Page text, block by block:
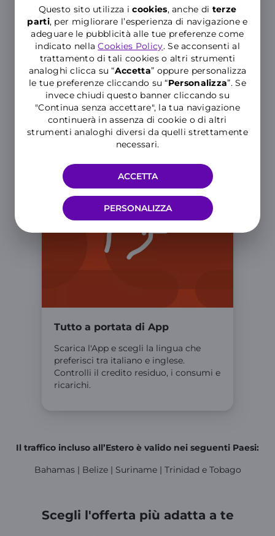
Questo sito utilizza icookies, anche di terze
parti, per migliorare l’esperienza di navigazione e
adeguare le pubblicità alle tue preferenze come
indicato nellaCookies Policy. Se acconsenti al
trattamento di tali cookies o altri strumenti
analoghi clicca su “Accetta” oppure personalizza
le tue preferenze cliccando su “Personalizza”. Se
invece chiudi questo banner cliccando su
"Continua senza accettare", la tua navigazione
continuerà in assenza di cookie o di altri
strumenti analoghi diversi da quelli strettamente
necessari.
PERSONALIZZA
ACCETTA
Restart
Quando sei all’Estero, se finisci prima
la tua offerta, puoi farla ripartire
nuovamente e sei libero di
comunicare quando vuoi.
Tutto a portata di App
Scarica l'App e scegli la lingua che
preferisci tra italiano e inglese.
Controlli il credito residuo, i consumi e
ricarichi.
Il traffico incluso all’Estero è valido nei seguenti Paesi:
Bahamas | Belize | Suriname | Trinidad e Tobago
Scegli l'offerta più adatta a te